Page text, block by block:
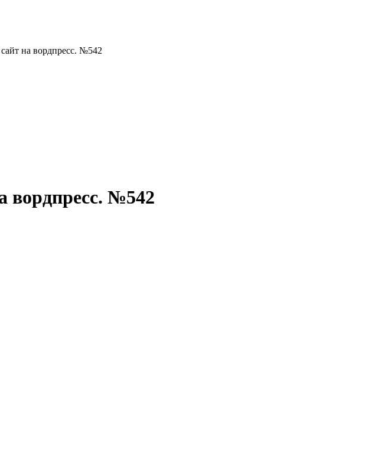
на вордпресс. №542
вордпресс. №542